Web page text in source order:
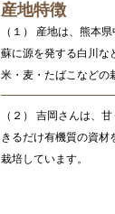
産地特徴
（１） 産地は、熊本
蘇に源を発する白川な
米・麦・たばこなどの
（２） 吉岡さんは、
きるだけ有機質の資材
栽培しています。